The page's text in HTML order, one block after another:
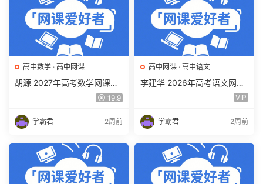
高中数学 · 高中网课
胡源 2027年高考数学网课教
程 高三数学 一轮复习暑假班
19.9
学霸君 2周前
高中网课 · 高中语文
李建华 2026年高考语文网课
教程 高三语文 a+二三轮复习
VIP
学霸君 2周前